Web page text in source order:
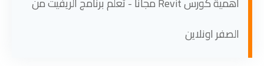
الصفر اونلاين